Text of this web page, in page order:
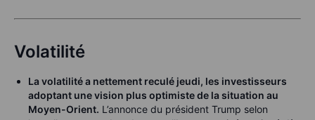
Volatilité
La volatilité a nettement reculé jeudi, les investisseurs
adoptant une vision plus optimiste de la situation au
Moyen-Orient. L’annonce du président Trump selon